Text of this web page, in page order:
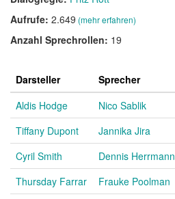
Aufrufe: 2.649 (mehr erfahren)
Anzahl Sprechrollen: 19
Darsteller Sprecher
Aldis Hodge
Nico Sablik
Tiffany Dupont
Jannika Jira
Cyril Smith
Dennis Herrmann
Thursday Farrar
Frauke Poolman